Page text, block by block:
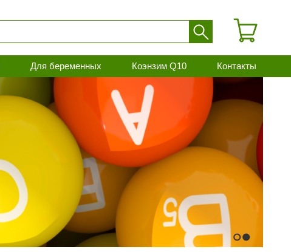
Для беременных Коэнзим Q10 Контакты
1 2